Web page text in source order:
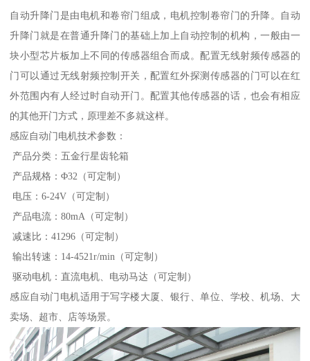
自动升降门是由电机和卷帘门组成，电机控制卷帘门的升降。自动
升降门就是在普通升降门的基础上加上自动控制的机构，一般由一
块小型芯片板加上不同的传感器组合而成。配置无线射频传感器的
门可以通过无线射频控制开关，配置红外探测传感器的门可以在红
外范围内有人经过时自动开门。配置其他传感器的话，也会有相应
的其他开门方式，原理差不多就这样。
感应自动门电机技术参数：
产品分类：五金行星齿轮箱
产品规格：Φ32（可定制）
电压：6-24V（可定制）
产品电流：80mA（可定制）
减速比：41296（可定制）
输出转速：14-4521r/min（可定制）
驱动电机：直流电机、电动马达（可定制）
感应自动门电机适用于写字楼大厦、银行、单位、学校、机场、大
卖场、超市、店等场景。